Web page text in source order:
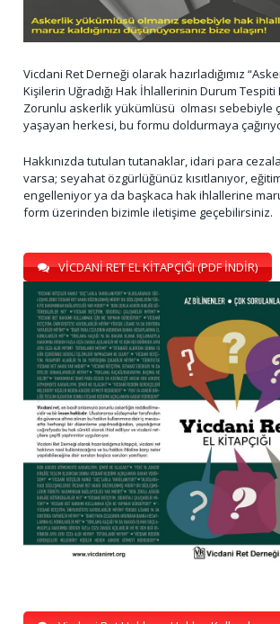
Vicdani Ret Derneği olarak hazırladığımız
Kişilerin Uğradığı Hak İhlallerinin Durum Tespiti
Zorunlu askerlik yükümlüsü olması sebebiyle
yaşayan herkesi, bu formu doldurmaya
Hakkınızda tutulan tutanaklar, idari para
varsa; seyahat özgürlüğünüz kısıtlanıyor,
engelleniyor ya da başkaca hak ihlallerine
form üzerinden bizimle iletişime geçebilirsiniz.
VİCDANİ RET EL KİTAPÇIĞI (PDF İNDİR)